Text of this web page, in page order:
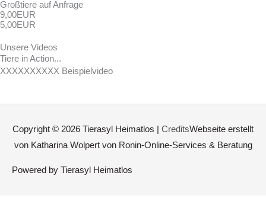
Großtiere auf Anfrage
9,00EUR
5,00EUR
Unsere Videos
Tiere in Action...
XXXXXXXXXX Beispielvideo
Copyright © 2026 Tierasyl Heimatlos CreditsWebseite erstellt
von Katharina Wolpert von Ronin-Online-Services & Beratung
Powered by Tierasyl Heimatlos